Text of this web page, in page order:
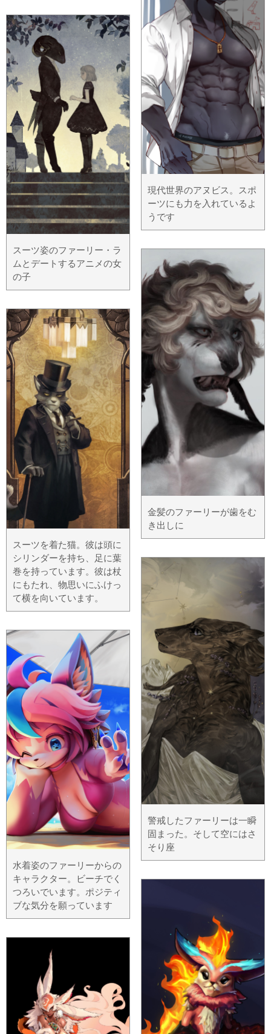
スーツ姿のファーリー・ラ
ムとデートするアニメの女
の子
スーツを着た猫。彼は頭に
シリンダーを持ち、足に葉
巻を持っています。彼は杖
にもたれ、物思いにふけっ
て横を向いています。
水着姿のファーリーからの
キャラクター。ビーチでく
つろいでいます。ポジティ
ブな気分を願っています
現代世界のアヌビス。スポ
ーツにも力を入れているよ
うです
金髪のファーリーが歯をむ
き出しに
警戒したファーリーは一瞬
固まった。そして空にはさ
そり座